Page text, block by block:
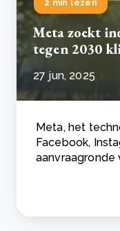
2 min lezen
Meta zoekt
tegen 2030
27 jun, 2025
Meta, het
Facebook,
aanvraagronde